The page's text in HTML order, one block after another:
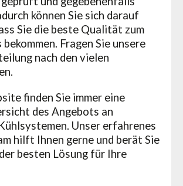
können Sie sich darauf
Sie die beste Qualität zum
Fragen Sie unsere
nach den vielen
finden Sie immer eine
des Angebots an
Unser erfahrenes
hilft Ihnen gerne und berät Sie
besten Lösung für Ihre